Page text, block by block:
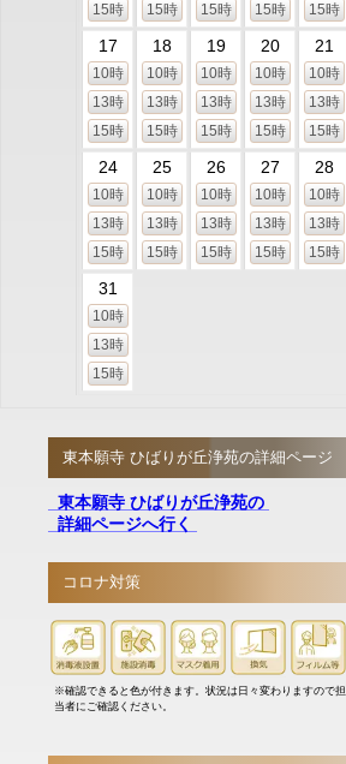
15時
15時
15時
15時
15時
17
10時
13時
15時
18
10時
13時
15時
19
10時
13時
15時
20
10時
13時
15時
21
10時
13時
15時
24
10時
13時
15時
25
10時
13時
15時
26
10時
13時
15時
27
10時
13時
15時
28
10時
13時
15時
31
10時
13時
15時
東本願寺 ひばりが丘浄苑の詳細ページ
東本願寺 ひばりが丘浄苑の
詳細ページへ行く
コロナ対策
※確認できると色が付きます。状況は日々変わりますので担
当者にご確認ください。